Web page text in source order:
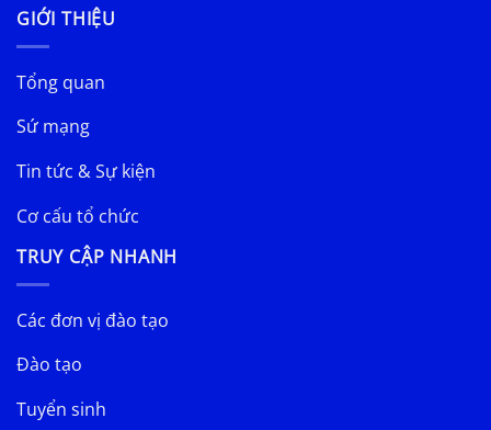
GIỚI THIỆU
Tổng quan
Sứ mạng
Tin tức & Sự kiện
Cơ cấu tổ chức
TRUY CẬP NHANH
Các đơn vị đào tạo
Đào tạo
Tuyển sinh